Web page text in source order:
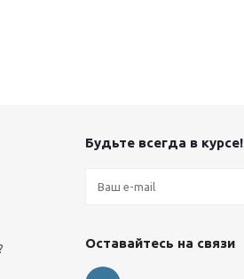
Будьте всегда в курсе!
Оставайтесь на связи